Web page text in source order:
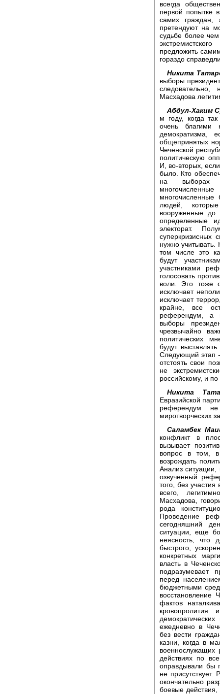
всегда
первой попытке
самих граждан,
претендуют на
судьбе более
предложить
гораздо
Никита
выборы
Масхадова
Абдул-Хаким
м году, когда
очень благими
демократизма,
общепринятых
Чеченской
политическую
И, во-вторых,
было. Кто
на выборах
людей,
вооруженные до
определенные
электорат.
суперкризисных
нужно учитывать.
том числе это
будут
участниками
голосовать
воли. Это тоже
исключает
исключает
крайне, все
референдум, а
выборы
чрезвычайно
политических
будут
Следующий этап -
отстоять свои
не
российскому, и
Никита
Евразийской
референдум
миротворческих
Саламбек
конфликт в
вызывает
вопрос в том,
возрождать
Анализ
озвученный
того, без
всего,
Масхадова,
рода
Проведение
сегодняшний
ситуации, еще
неясность, что
быстрого,
конкретных
власть в
подразумевает
перед
бюджетными
восстановление
фактов
кровопролития
ежедневно в
без вести
казни, когда в
военнослужащих
действиях по
оправдывали бы
не
окончательно
боевые действия,